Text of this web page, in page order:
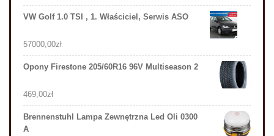
VW Golf 1.0 TSI , 1. Właściciel, Serwis ASO
57000,00zł
Opony Firestone 205/60R16 96V Multiseason 2
469,00zł
Brennenstuhl Lampa Zewnętrzna Led Oli 0300
A